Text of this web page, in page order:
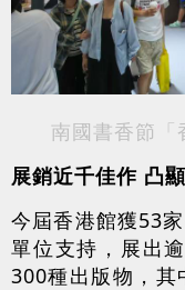
南國書香節
展銷近千佳作 凸
今屆香港館獲53
單位支持，展出
300種出版物，其